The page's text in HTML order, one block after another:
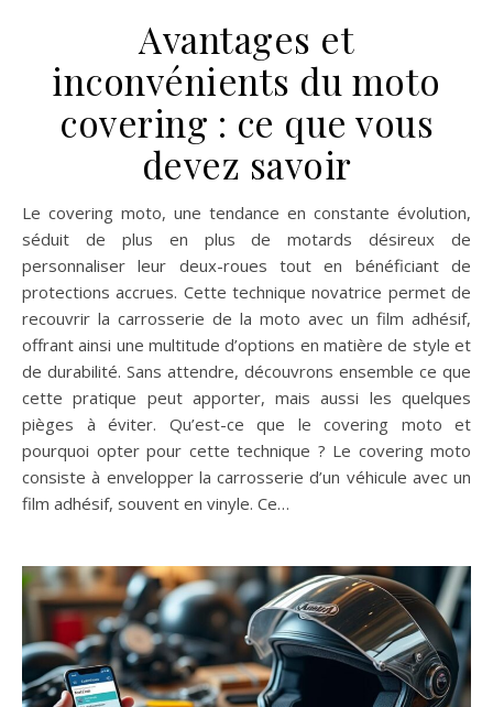
Avantages et
inconvénients du moto
covering : ce que vous
devez savoir
Le covering moto, une tendance en constante évolution,
séduit de plus en plus de motards désireux de
personnaliser leur deux-roues tout en bénéficiant de
protections accrues. Cette technique novatrice permet de
recouvrir la carrosserie de la moto avec un film adhésif,
offrant ainsi une multitude d’options en matière de style et
de durabilité. Sans attendre, découvrons ensemble ce que
cette pratique peut apporter, mais aussi les quelques
pièges à éviter. Qu’est-ce que le covering moto et
pourquoi opter pour cette technique ? Le covering moto
consiste à envelopper la carrosserie d’un véhicule avec un
film adhésif, souvent en vinyle. Ce…